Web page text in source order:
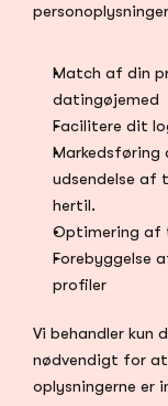
Match af din
datingøjemed
Facilitere dit
Markedsføring
udsendelse af
hertil.
Optimering af
Forebyggelse
profiler
Vi behandler kun
nødvendigt for
oplysningerne er